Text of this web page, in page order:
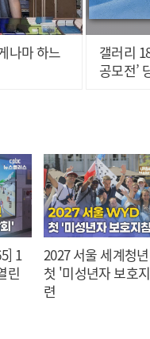
나마 하느
갤러리
공모전’
1
린
2027 서울 세계청
첫 '미성년자 보호
련